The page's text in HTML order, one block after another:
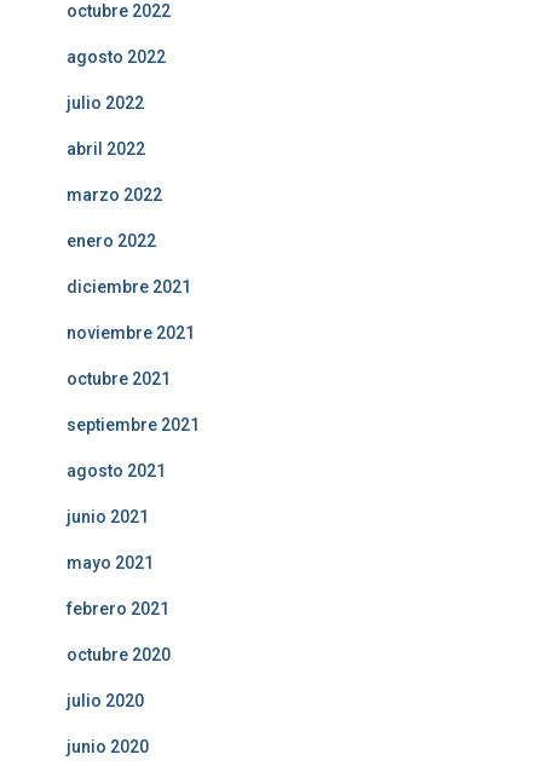
octubre 2022
agosto 2022
julio 2022
abril 2022
marzo 2022
enero 2022
diciembre 2021
noviembre 2021
octubre 2021
septiembre 2021
agosto 2021
junio 2021
mayo 2021
febrero 2021
octubre 2020
julio 2020
junio 2020